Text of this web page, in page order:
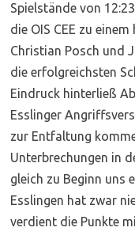
Spielstände von
die OIS CEE zu
Christian Posch und
die erfolgreichsten
Eindruck hinterließ
Esslinger
zur Entfaltung
Unterbrechungen in
gleich zu Beginn uns
Esslingen hat zwar
verdient die Punkte